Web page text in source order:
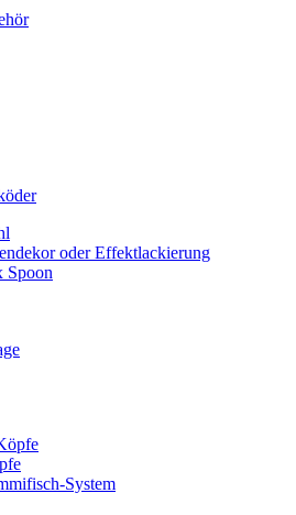
oder Effektlackierung
Spoon
System